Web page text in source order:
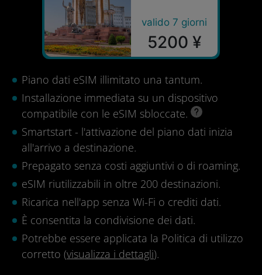
valido 7 giorni
5200 ¥
Piano dati eSIM illimitato una tantum.
Installazione immediata su un dispositivo
compatibile con le eSIM sbloccate.
Smartstart - l'attivazione del piano dati inizia
all'arrivo a destinazione.
Prepagato senza costi aggiuntivi o di roaming.
eSIM riutilizzabili in oltre 200 destinazioni.
Ricarica nell'app senza Wi-Fi o crediti dati.
È consentita la condivisione dei dati.
Potrebbe essere applicata la Politica di utilizzo
corretto (visualizza i dettagli).